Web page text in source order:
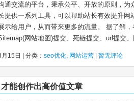
通交流的平台，秉承公平、开放的原则，
提供一系列工具，可以帮助站长有效提升
示给用户，从而带来更多的流量。 据了解
网站地图)提交、死链提交、url提交
15日 | 分类： seo优化, 网站运营 暂无评论
能创作出高价值文章